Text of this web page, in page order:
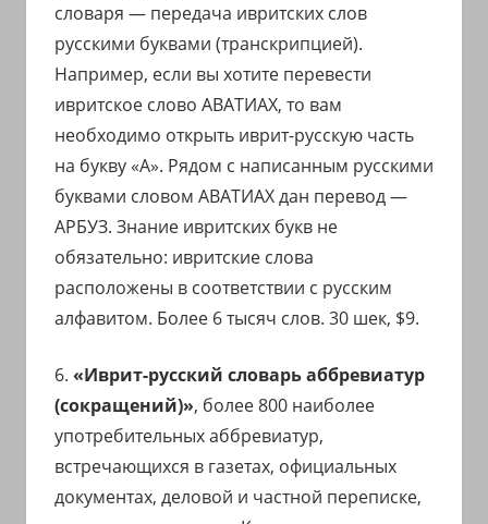
словаря — передача ивритских слов
русскими буквами (транскрипцией).
Например, если вы хотите перевести
ивритское слово АВАТИАХ, то вам
необходимо открыть иврит-русскую часть
на букву «А». Рядом с написанным русскими
буквами словом АВАТИАХ дан перевод —
АРБУЗ. Знание ивритских букв не
обязательно: ивритские слова
расположены в соответствии с русским
алфавитом. Более 6 тысяч слов. 30 шек, $9.
6. «Иврит-русский словарь аббревиатур
(сокращений)», более 800 наиболее
употребительных аббревиатур,
встречающихся в газетах, официальных
документах, деловой и частной переписке,